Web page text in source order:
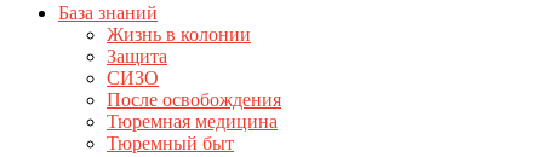
База знаний
Жизнь в колонии
Защита
СИЗО
После освобождения
Тюремная медицина
Тюремный быт